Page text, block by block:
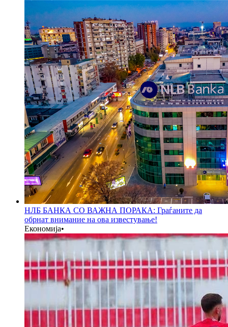
НЛБ БАНКА СО ВАЖНА ПОРАКА: Граѓаните да
обрнат внимание на ова известување!
Економија•